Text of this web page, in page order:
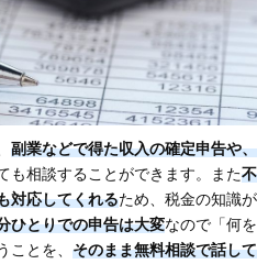
副業などで得た収入の確定申告や、
も相談することができます。また不
対応してくれるため、税金の知識が
ひとりでの申告は大変なので「何を
ことを、 そのまま無料相談で話して